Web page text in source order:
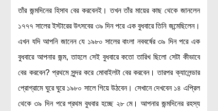
দৈনন্দিন জীবনে বিজ্ঞানের প্রয়োগ
মহাকাশ বিজ্ঞান
সামাজিক বিজ্ঞান
অর্থনীতি
তাঁর জন্মদিনের হিসাব বের করবেনই। তখন তাঁর মায়ের কাছ থেকে জানলেন
১৭৭৭ সালের ইস্টারের উৎসবের ৩৯ দিন পরে এক বুধবারে তিনি জন্মেছিলেন।
এখন যদি আপনি জানেন যে ১৯৮০ সালের বাংলা নববর্ষের ৩৯ দিন পরে এক
বুধবারে আপনার জন্ম, তাহলে সেই বুধবারে কতো তারিখ ছিলো সেটা কীভাবে
বের করবেন? প্রথমে সুন্দর করে মোবাইলটা বের করবেন। তারপর ক্যালেন্ডার
প্রোগ্রামে ঘুরে ঘুরে ১৯৮০ সালে গিয়ে উঠবেন। সেখানে দেখবেন ১৪ এপ্রিল
থেকে ৩৯ দিন পরে প্রথম বুধবার হচ্ছে ২৮ মে। আপনার জন্মদিনের রহস্য